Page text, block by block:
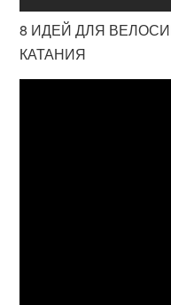
8 ИДЕЙ ДЛЯ
КАТАНИЯ